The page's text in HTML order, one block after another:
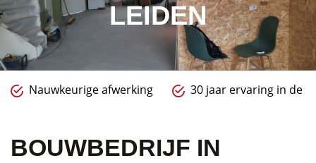
LEIDEN
Nauwkeurige afwerking 30 jaar ervaring in de
BOUWBEDRIJF IN